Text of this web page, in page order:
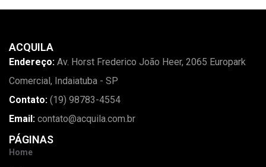
ACQUILA
Endereço: Av. Horst Frederico João Heer, 2065 Europark
Comercial, Indaiatuba - SP
Contato: (19) 98783-4554
Email: contato@acquila.com.br
PÁGINAS
Home